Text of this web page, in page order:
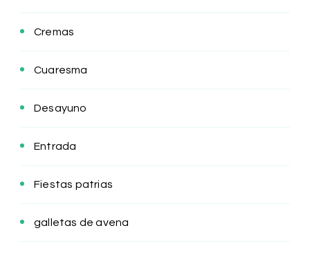
Cremas
Cuaresma
Desayuno
Entrada
Fiestas patrias
galletas de avena